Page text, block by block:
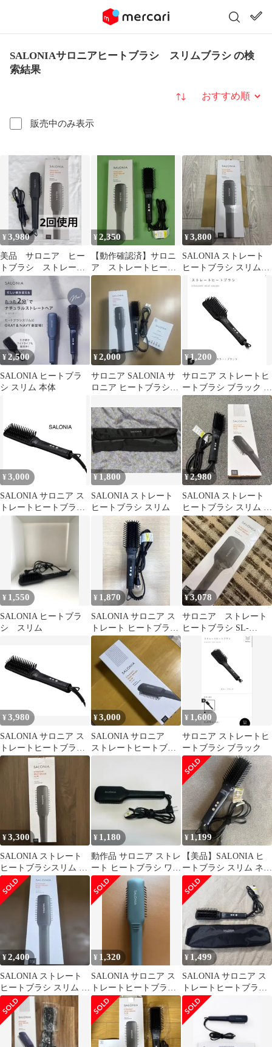
SALONIAサロニアヒートブラシ スリムブラシ の検
索結果
販売中のみ表示
並び替え
¥3,980
美品 サロニア ヒー
トブラシ ストレート
ブラシ スリム ブラ
ック
¥2,350
【動作確認済】サロニ
ア ストレートヒート
ブラシ スリム ブラッ
¥3,800
SALONIA ストレート
ヒートブラシ スリム
SL-012BKS
¥2,500
SALONIA ヒートブラ
シ スリム 本体
¥2,000
サロニア SALONIA サ
ロニア ヒートブラシ
¥1,200
サロニア ストレートヒ
ートブラシ ブラック 説
明書付き☆
¥ 3,000
SALONIA サロニア ス
トレートヒートブラシ
スリム ヘアブラシ 海外
¥ 1,800
SALONIA ストレート
ヒートブラシ スリム
¥2,980
SALONIA ストレート
ヒートブラシ スリム ブ
ラック
¥ 1,550
SALONIA ヒートブラ
シ スリム
¥ 1,870
SALONIA サロニア ス
トレート ヒートブラシ
スリムブラック SL-
012BKS
¥3,078
サロニア ストレート
ヒートブラシ SL-
012BK ブラック ワイド
¥3,980
SALONIA サロニア ス
トレートヒートブラシ
スリム ヘアブラシ海外
¥3,000
SALONIA サロニア
ストレートヒートブラ
¥ 1,600
サロニア ストレートヒ
ートブラシ ブラック
¥3,300
SALONIA ストレート
ヒートブラシスリム ブ
ラック
¥ 1,180
動作品 サロニア ストレ
ート ヒートブラシ ワイ
ド SL-012BK m1110
¥ 1,199
【美品】SALONIA ヒ
ートブラシ スリム ネイ
ビー
¥2,400
SALONIA ストレート
ヒートブラシ スリム ブ
ラック SL-012BKS
¥ 1,320
SALONIA サロニア ス
トレートヒートブラシ
スリム［グレー、］
¥ 1,499
SALONIA サロニア ス
トレートヒートブラシ
スリム ブラック ケース
付き